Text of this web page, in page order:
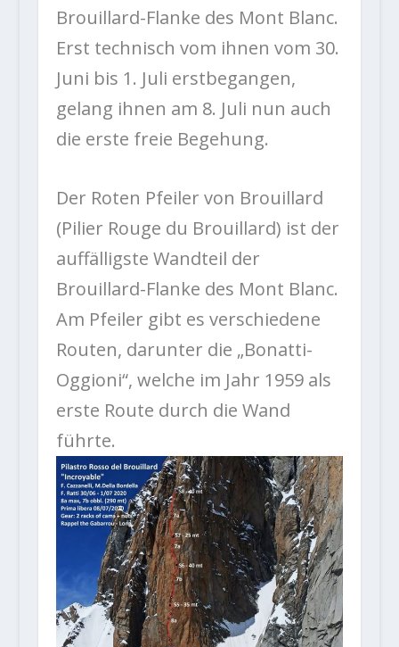
Brouillard-Flanke des Mont Blanc.
Erst technisch vom ihnen vom 30.
Juni bis 1. Juli erstbegangen,
gelang ihnen am 8. Juli nun auch
die erste freie Begehung.
Der Roten Pfeiler von Brouillard
(Pilier Rouge du Brouillard) ist der
auffälligste Wandteil der
Brouillard-Flanke des Mont Blanc.
Am Pfeiler gibt es verschiedene
Routen, darunter die „Bonatti-
Oggioni“, welche im Jahr 1959 als
erste Route durch die Wand
führte.